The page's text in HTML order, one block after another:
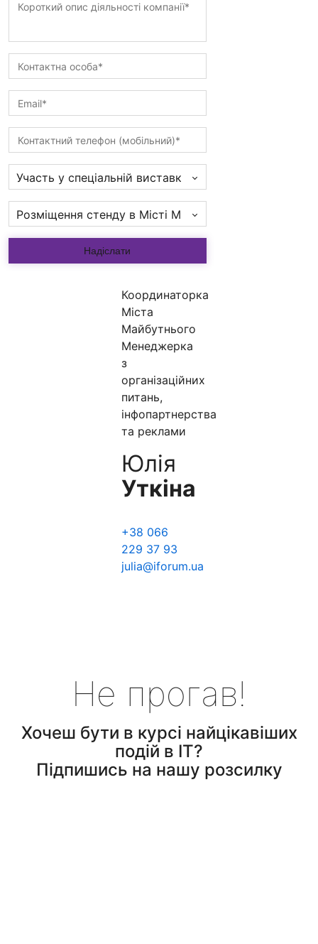
Участь у спеціальній виставковій зоні
Розміщення стенду в Місті Майбутнього 3х2/6х2 м
Надіслати
Координаторка
Міста
Майбутнього
Менеджерка
з
організаційних
питань,
інфопартнерства
та реклами
Юлія
Уткіна
+38 066
229 37 93
julia@iforum.ua
Не прогав!
Хочеш бути в курсі найцікавіших
подій в ІТ?
Підпишись на нашу розсилку